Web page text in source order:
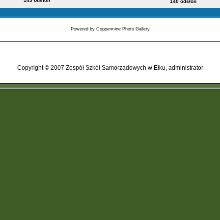
140 odsłon
Powered by Coppermine Photo Gallery
Copyright © 2007 Zespół Szkół Samorządowych w Ełku, administrator